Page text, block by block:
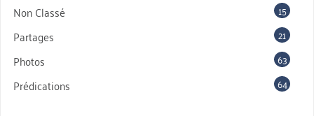
Non Classé 15
Partages 21
Photos 63
Prédications 64